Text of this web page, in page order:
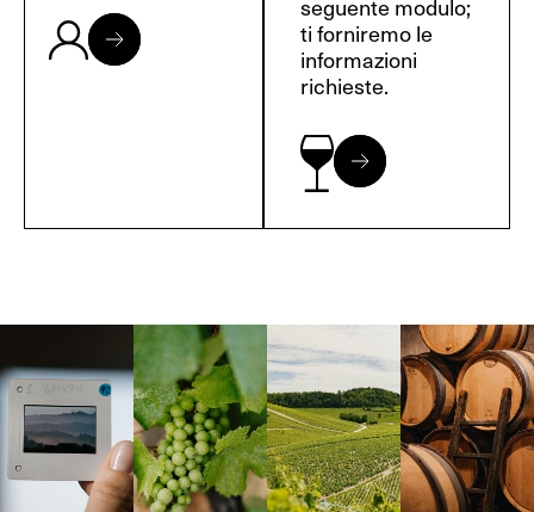
seguente modulo;
ti forniremo le
informazioni
richieste.
Langa, 1977 Borgogna,
Francia
Borgogna,
Francia
Instagram